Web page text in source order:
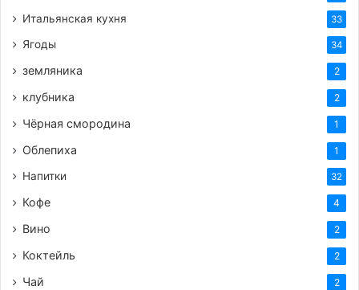
Итальянская кухня 33
Ягоды 34
земляника 2
клубника 2
Чёрная смородина 1
Облепиха 1
Напитки 32
Кофе 4
Вино 2
Коктейль 2
Чай 2